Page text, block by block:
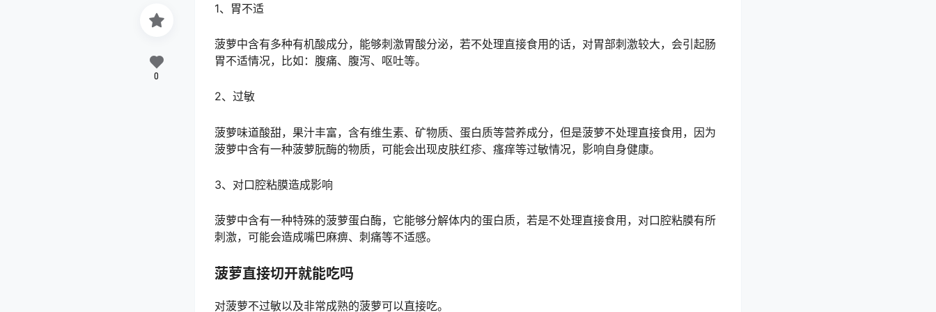
1、胃不适
菠萝中含有多种有机酸成分，能够刺激胃酸分泌，若不处理直接食用的话，对胃部刺激较大，会引起肠
胃不适情况，比如：腹痛、腹泻、呕吐等。
2、过敏
菠萝味道酸甜，果汁丰富，含有维生素、矿物质、蛋白质等营养成分，但是菠萝不处理直接食用，因为
菠萝中含有一种菠萝朊酶的物质，可能会出现皮肤红疹、瘙痒等过敏情况，影响自身健康。
3、对口腔粘膜造成影响
菠萝中含有一种特殊的菠萝蛋白酶，它能够分解体内的蛋白质，若是不处理直接食用，对口腔粘膜有所
刺激，可能会造成嘴巴麻痹、刺痛等不适感。
菠萝直接切开就能吃吗
对菠萝不过敏以及非常成熟的菠萝可以直接吃。
0